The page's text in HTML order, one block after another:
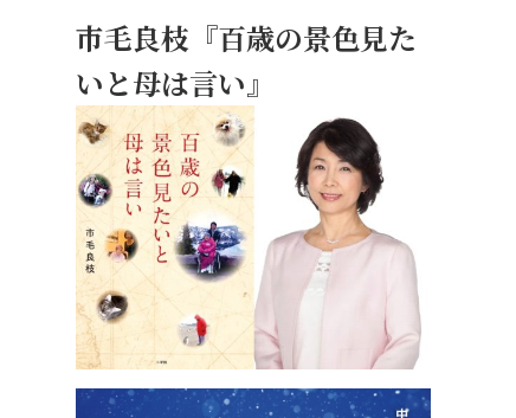
市毛良枝『百歳の景色見た
いと母は言い』